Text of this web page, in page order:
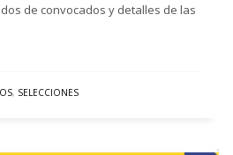
de convocados y detalles de las
, SELECCIONES